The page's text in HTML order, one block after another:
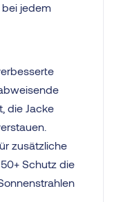
jedem
die Jacke
zusätzliche
Schutz die